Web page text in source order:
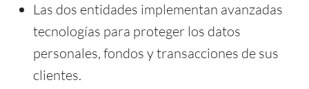
Las dos entidades implementan avanzadas
tecnologías para proteger los datos
personales, fondos y transacciones de sus
clientes.